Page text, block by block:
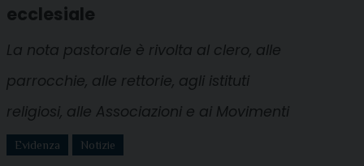
ecclesiale
La nota pastorale è rivolta al clero, alle
parrocchie, alle rettorie, agli istituti
religiosi, alle Associazioni e ai Movimenti
Evidenza Notizie